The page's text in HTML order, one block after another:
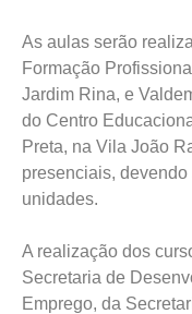
As aulas serão
Formação
Jardim Rina, e
do Centro
Preta, na Vila João
presenciais,
unidades.
A realização dos
Secretaria de
Emprego, da